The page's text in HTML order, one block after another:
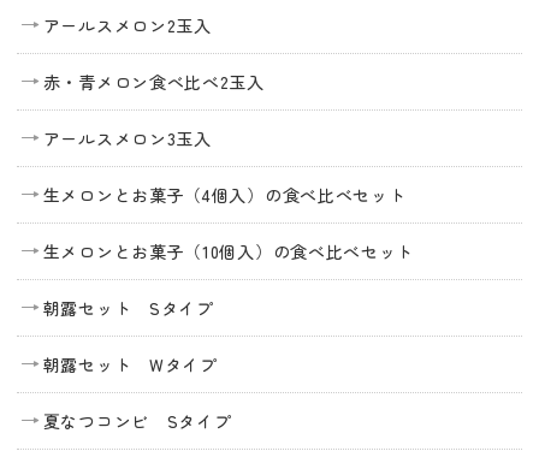
アールスメロン2玉入
赤・青メロン食べ比べ2玉入
アールスメロン3玉入
生メロンとお菓子（4個入）の食べ比べセット
生メロンとお菓子（10個入）の食べ比べセット
朝露セット Sタイプ
朝露セット Wタイプ
夏なつコンビ Sタイプ